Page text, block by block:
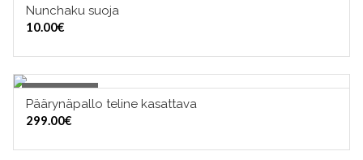
Nunchaku suoja
10.00€
Out of Stock
OUT OF STOCK
Päärynäpallo teline kasattava
299.00€